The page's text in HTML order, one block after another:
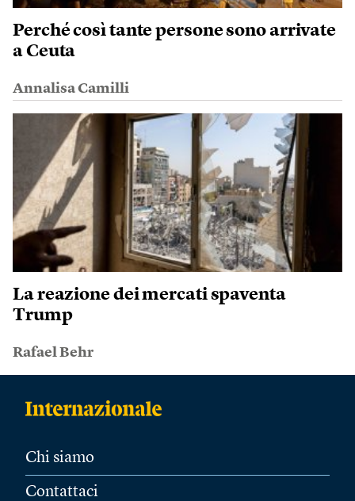
Perché così tante persone sono arrivate
a Ceuta
Annalisa Camilli
La reazione dei mercati spaventa
Trump
Rafael Behr
Chi siamo
Contattaci